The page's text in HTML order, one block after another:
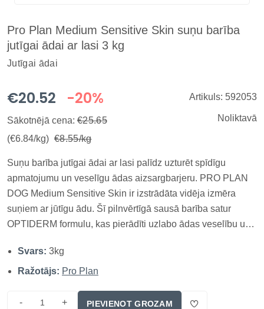
Pro Plan Medium Sensitive Skin suņu barība
jutīgai ādai ar lasi 3 kg
Jutīgai ādai
€20.52 -20%
Sākotnējā cena: €25.65
(€6.84/kg) €8.55/kg
Artikuls: 592053
Noliktavā
Suņu barība jutīgai ādai ar lasi palīdz uzturēt spīdīgu
apmatojumu un veselīgu ādas aizsargbarjeru. PRO PLAN
DOG Medium Sensitive Skin ir izstrādāta vidēja izmēra
suņiem ar jūtīgu ādu. Šī pilnvērtīgā sausā barība satur
OPTIDERM formulu, kas pierādīti uzlabo ādas veselību un
piemērota suņiem, kuriem ir ādas problēmas vai barības
nepanesības izr...
Svars: 3kg
Ražotājs: Pro Plan
- + PIEVIENOT GROZAM